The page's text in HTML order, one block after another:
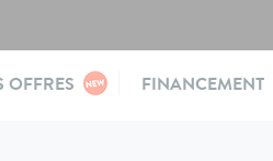
OFFRES FINANCEMENT